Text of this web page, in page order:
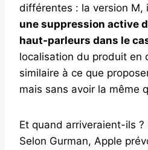
différentes : la version M,
une suppression active
haut-parleurs dans le
localisation du produit en
similaire à ce que
mais sans avoir la même
Et quand arriveraient-ils
Selon Gurman, Apple